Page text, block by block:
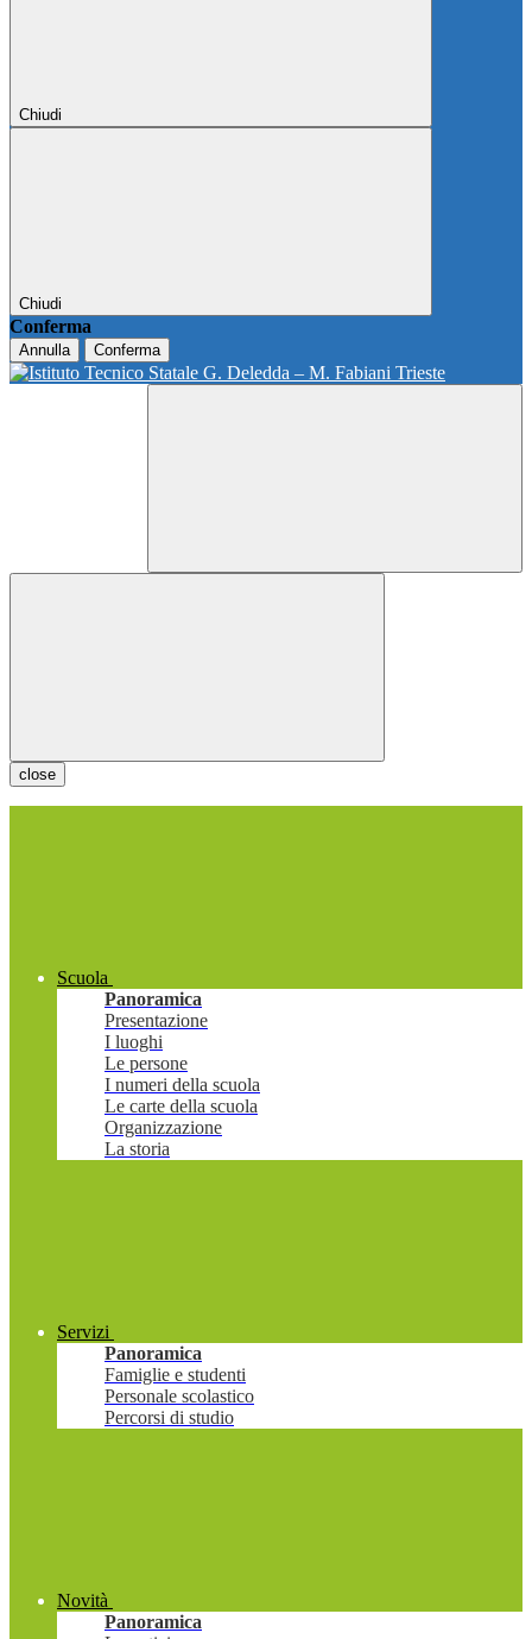
Chiudi
Chiudi
Conferma
Annulla Conferma
close
Scuola
Panoramica
Presentazione
I luoghi
Le persone
I numeri della scuola
Le carte della scuola
Organizzazione
La storia
Servizi
Panoramica
Famiglie e studenti
Personale scolastico
Percorsi di studio
Novità
Panoramica